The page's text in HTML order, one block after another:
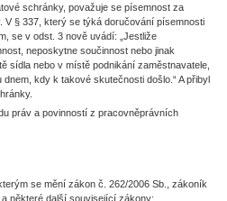
schránky, považuje se písemnost za
V § 337, který se týká doručování písemnosti
se v odst. 3 nově uvádí: „Jestliže
neposkytne součinnost nebo jinak
sídla nebo v místě podnikání zaměstnavatele,
kdy k takové skutečnosti došlo.“ A přibyl
práv a povinností z pracovněprávních
se mění zákon č. 262/2006 Sb., zákoník
některé další související zákony;